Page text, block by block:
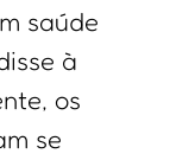
saúde
à
os
se